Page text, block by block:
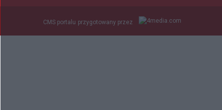
CMS portalu przygotowany przez